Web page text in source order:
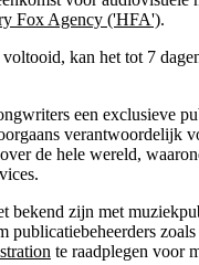
Fox Agency ('HFA').
kan het tot 7
een exclusieve
verantwoordelijk
over de hele wereld,
bekend zijn met
publicatiebeheerders zoals
te raadplegen voor